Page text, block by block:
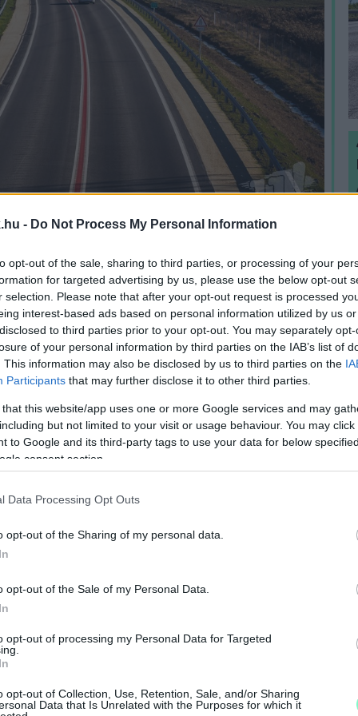
- Do Not Process My Personal Information
opt-out of the sale, sharing to third parties, or processing of your
for targeted advertising by us, please use the below opt-out
selection. Please note that after your opt-out request is processed
interest-based ads based on personal information utilized by us
to third parties prior to your opt-out. You may separately
of your personal information by third parties on the IAB’s list of
This information may also be disclosed by us to third parties on the
Participants that may further disclose it to other third parties.
that this website/app uses one or more Google services and may
but not limited to your visit or usage behaviour. You may
to Google and its third-party tags to use your data for below
consent section.
Data Processing Opt Outs
opt-out of the Sharing of my personal data.
opt-out of the Sale of my Personal Data.
opt-out of processing my Personal Data for Targeted
opt-out of Collection, Use, Retention, Sale, and/or Sharing
Data that Is Unrelated with the Purposes for which it
többször is ígéretett tett arra, hogy2x2
és Körmend között, ám m ebből semmi
adták át a félkész M80-ast
be az M80-as autóút osztrák
szakaszának munkálatai. A fejlesztés
megteremti a biztonságos és gyors
osztrák határkapcsolat dinamikus
Fejlesztő Zrt. lelkes
László, az Innovációs és Technológiai
térség országgyűlési képviselője, Bebes
Nyul Zoltán, a NIF Zrt. beruházási
arról egyetlen szalagátvágó politikus